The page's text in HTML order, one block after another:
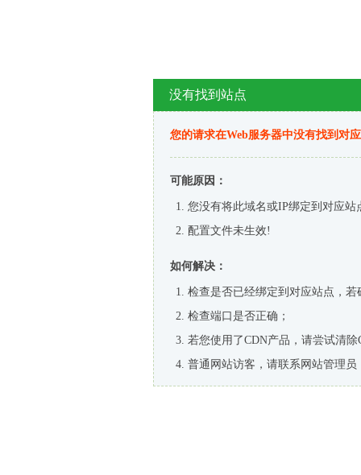
没有找到站点
您的请求在Web服务器中没有找到对
可能原因：
您没有将此域名或IP绑定到对应站
配置文件未生效!
如何解决：
检查是否已经绑定到对应站点，
检查端口是否正确；
若您使用了CDN产品，请尝试清除
普通网站访客，请联系网站管理员